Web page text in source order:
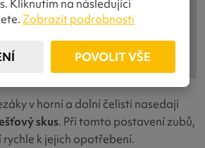
v horní a dolní čelisti nasedají
skus. Při tomto postavení zubů,
rychle k jejich opotřebení.
Kliknutím na následující
Zobrazit podrobnosti
POVOLIT VŠE